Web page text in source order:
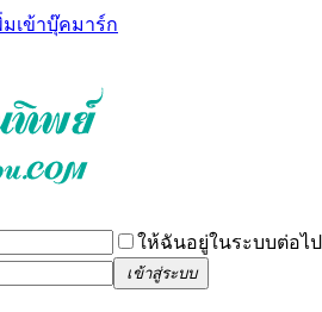
มเข้าบุ๊คมาร์ก
ให้ฉันอยู่ในระบบต่อไป
เข้าสู่ระบบ